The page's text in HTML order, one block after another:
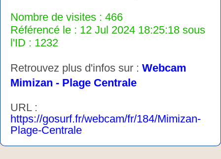
Nombre de visites : 466
Référencé le : 12 Jul 2024 18:25:18 sous
l'ID : 1232
Retrouvez plus d'infos sur : Webcam
Mimizan - Plage Centrale
URL :
https://gosurf.fr/webcam/fr/184/Mimizan-
Plage-Centrale